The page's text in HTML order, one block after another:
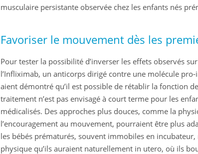
musculaire persistante observée chez les enfants nés
Favoriser le mouvement dès les
Pour tester la possibilité d’inverser les effets observés
l’Infliximab, un anticorps dirigé contre une molécule
aient démontré qu’il est possible de rétablir la fonction
traitement n’est pas envisagé à court terme pour les
médicalisés. Des approches plus douces, comme la
l’encouragement au mouvement, pourraient être plus
les bébés prématurés, souvent immobiles en
physique qu’ils auraient naturellement in utero, où ils